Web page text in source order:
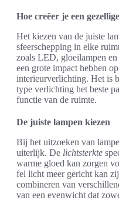
Hoe creëer je een
Het kiezen van de juiste
sfeerschepping in elke
zoals LED, gloeilampen
een grote impact hebben
interieurverlichting. Het is
type verlichting het beste
functie van de ruimte.
De juiste lampen kiezen
Bij het uitzoeken van
uiterlijk. De lichtsterkte
warme gloed kan zorgen
fel licht meer gericht kan
combineren van
van een evenwicht dat